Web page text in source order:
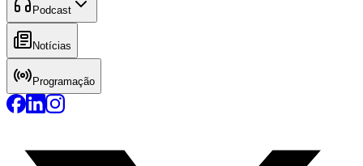
Podcast
Notícias
Programação